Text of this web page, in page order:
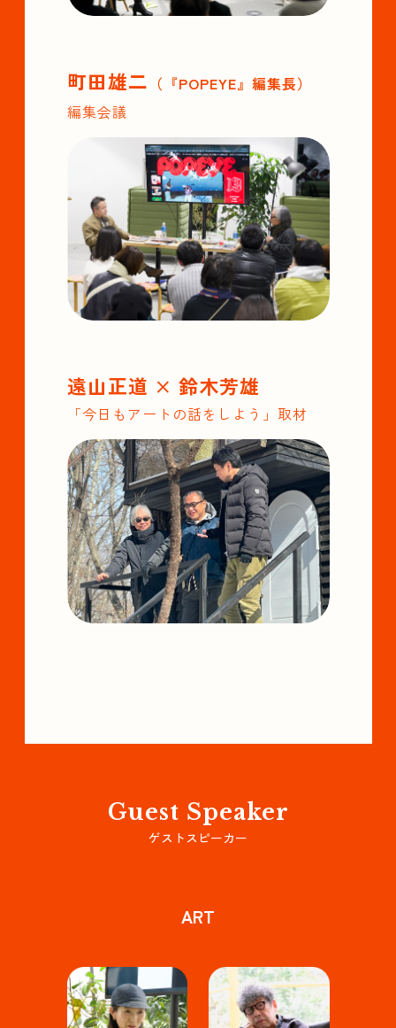
町田雄二 （『POPEYE』編集長）
編集会議
遠山正道 × 鈴木芳雄
「今日もアートの話をしよう」取材
Guest Speaker
ゲストスピーカー
ART